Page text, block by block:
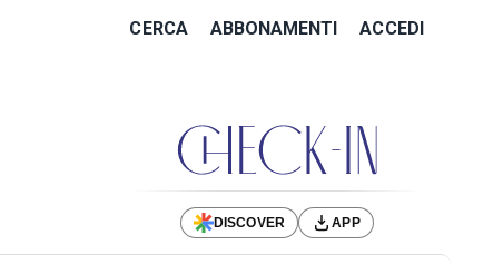
CERCA ABBONAMENTI ACCEDI
DISCOVER APP